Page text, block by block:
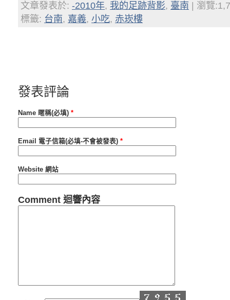
文章發表於: -2010年, 我的足跡背影, 臺南 | 瀏覽
標籤: 台南, 嘉義, 小吃, 赤崁樓
發表評論
Name 暱稱(必填) *
Email 電子信箱(必填-不會被發表) *
Website 網站
Comment 迴響內容